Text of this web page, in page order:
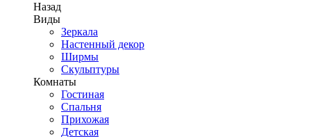
Назад
Виды
Зеркала
Настенный декор
Ширмы
Скульптуры
Комнаты
Гостиная
Спальня
Прихожая
Детская